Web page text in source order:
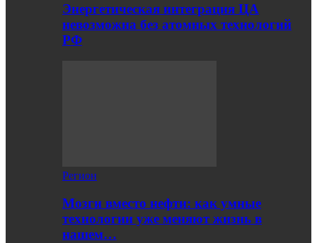
Энергетическая интеграция ЦА
невозможна без атомных технологий
РФ
Регион
Мозги вместо нефти: как умные
технологии уже меняют жизнь в
нашем…